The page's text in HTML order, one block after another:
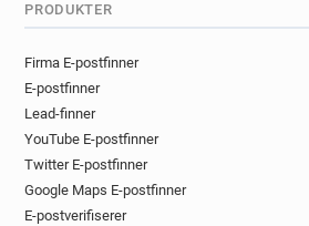
PRODUKTER
Firma E-postfinner
E-postfinner
Lead-finner
YouTube E-postfinner
Twitter E-postfinner
Google Maps E-postfinner
E-postverifiserer